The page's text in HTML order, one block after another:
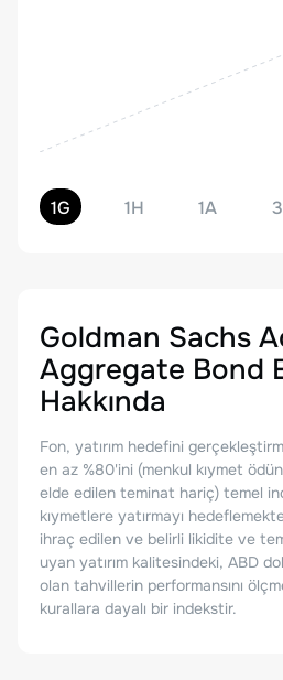
1G 1H 1A
Goldman Sachs
Aggregate Bond
Hakkında
Fon, yatırım hedefini
en az %80'ini (menkul kıymet
elde edilen teminat hariç) temel
kıymetlere yatırmayı
ihraç edilen ve belirli likidite ve
uyan yatırım kalitesindeki, ABD
olan tahvillerin performansını
kurallara dayalı bir indekstir.